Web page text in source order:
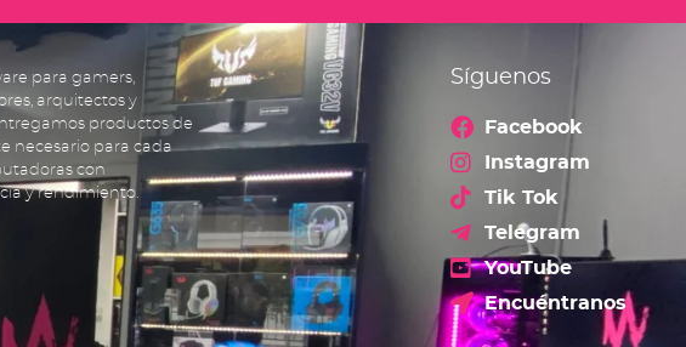
para gamers,
arquitectos y
productos de
necesario para cada
con
y rendimiento.
Síguenos
Facebook
Instagram
Tik Tok
Telegram
YouTube
Encuéntranos